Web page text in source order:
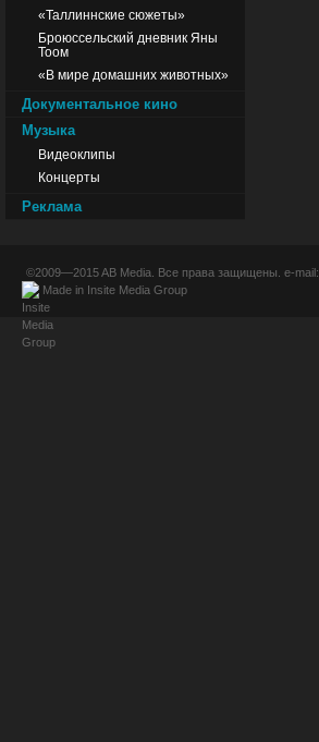
«Таллиннские сюжеты»
Броюссельский дневник Яны
Тоом
«В мире домашних животных»
Документальное кино
Музыка
Видеоклипы
Концерты
Реклама
©2009—2015AB Media . Все права защищены. e-mail:
Made in Insite Media Group